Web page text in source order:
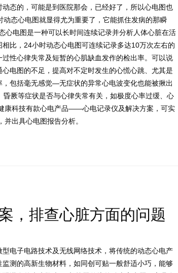
态的，可能是到医院那会，已经好了，所以心电图也
态心电图就显得尤为重要了，它能抓住发病的那瞬
心电图是一种可以长时间连续记录并分析人体心脏在活
比，24小时动态心电图可连续记录多达10万次左右的
性心律失常及短暂的心肌缺血发作的检出率。可以说
电图的不足，提高对不定时发生的心慌心跳、尤其是
包括毫无感觉—无症状的异常心电波变化也能被揪出
厥等症状是否与心律失常有关，如极度心率过缓、心
康科技有款心电产品——心电记录仪及解决方案，可实
出具心电图报告分析。
，排查心脏方面的问题
电子电路技术及无线网络技术，将传统的动态心电产
测的高新生物材料，如同创可贴一般舒适小巧，能够